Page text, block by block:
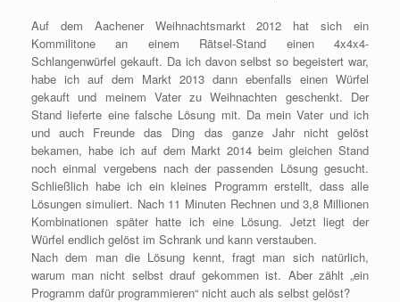
Auf dem Aachener Weihnachtsmarkt 2012 hat sich ein
Kommilitone an einem Rätsel-Stand einen 4x4x4-
Schlangenwürfel gekauft. Da ich davon selbst so begeistert war,
habe ich auf dem Markt 2013 dann ebenfalls einen Würfel
gekauft und meinem Vater zu Weihnachten geschenkt. Der
Stand lieferte eine falsche Lösung mit. Da mein Vater und ich
und auch Freunde das Ding das ganze Jahr nicht gelöst
bekamen, habe ich auf dem Markt 2014 beim gleichen Stand
noch einmal vergebens nach der passenden Lösung gesucht.
Schließlich habe ich ein kleines Programm erstellt, dass alle
Lösungen simuliert. Nach 11 Minuten Rechnen und 3,8 Millionen
Kombinationen später hatte ich eine Lösung. Jetzt liegt der
Würfel endlich gelöst im Schrank und kann verstauben.
Nach dem man die Lösung kennt, fragt man sich natürlich,
warum man nicht selbst drauf gekommen ist. Aber zählt „ein
Programm dafür programmieren“ nicht auch als selbst gelöst?